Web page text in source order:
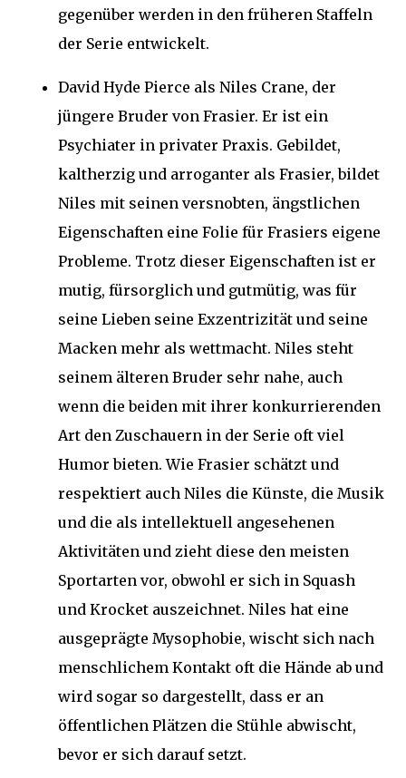
gegenüber werden in den früheren Staffeln
der Serie entwickelt.
David Hyde Pierce als Niles Crane, der
jüngere Bruder von Frasier. Er ist ein
Psychiater in privater Praxis. Gebildet,
kaltherzig und arroganter als Frasier, bildet
Niles mit seinen versnobten, ängstlichen
Eigenschaften eine Folie für Frasiers eigene
Probleme. Trotz dieser Eigenschaften ist er
mutig, fürsorglich und gutmütig, was für
seine Lieben seine Exzentrizität und seine
Macken mehr als wettmacht. Niles steht
seinem älteren Bruder sehr nahe, auch
wenn die beiden mit ihrer konkurrierenden
Art den Zuschauern in der Serie oft viel
Humor bieten. Wie Frasier schätzt und
respektiert auch Niles die Künste, die Musik
und die als intellektuell angesehenen
Aktivitäten und zieht diese den meisten
Sportarten vor, obwohl er sich in Squash
und Krocket auszeichnet. Niles hat eine
ausgeprägte Mysophobie, wischt sich nach
menschlichem Kontakt oft die Hände ab und
wird sogar so dargestellt, dass er an
öffentlichen Plätzen die Stühle abwischt,
bevor er sich darauf setzt.